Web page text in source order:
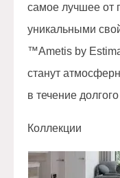
самое лучшее от
уникальными
™Ametis by
станут
в течение
Коллекции